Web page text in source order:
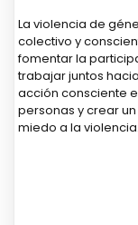
La violencia de
colectivo y
fomentar la
trabajar juntos
acción consciente
personas y crear
miedo a la violencia.